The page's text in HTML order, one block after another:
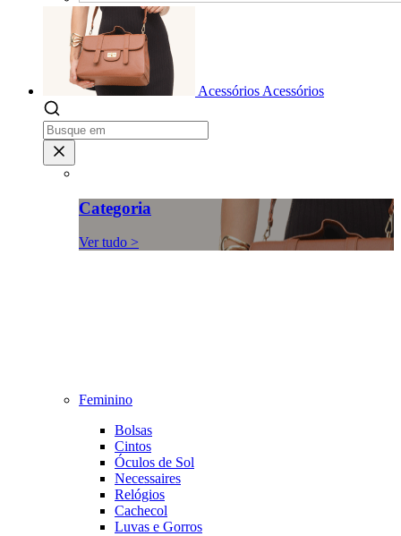
Acessórios Acessórios
Categoria
Ver tudo >
Feminino
Bolsas
Cintos
Óculos de Sol
Necessaires
Relógios
Cachecol
Luvas e Gorros